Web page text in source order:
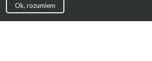
Ok, rozumiem